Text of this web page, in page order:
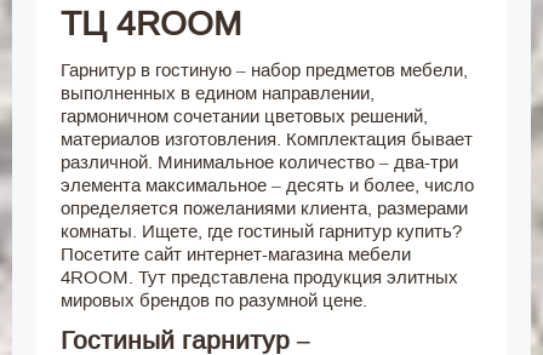
ТЦ 4ROOM
Гарнитур в гостиную – набор предметов мебели,
выполненных в едином направлении,
гармоничном сочетании цветовых решений,
материалов изготовления. Комплектация бывает
различной. Минимальное количество – два-три
элемента максимальное – десять и более, число
определяется пожеланиями клиента, размерами
комнаты. Ищете, где гостиный гарнитур купить?
Посетите сайт интернет-магазина мебели
4ROOM. Тут представлена продукция элитных
мировых брендов по разумной цене.
Гостиный гарнитур –